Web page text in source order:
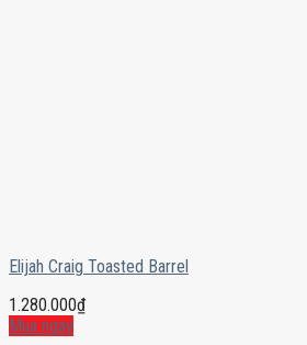
Elijah Craig Toasted Barrel
1.280.000₫
Mua ngay